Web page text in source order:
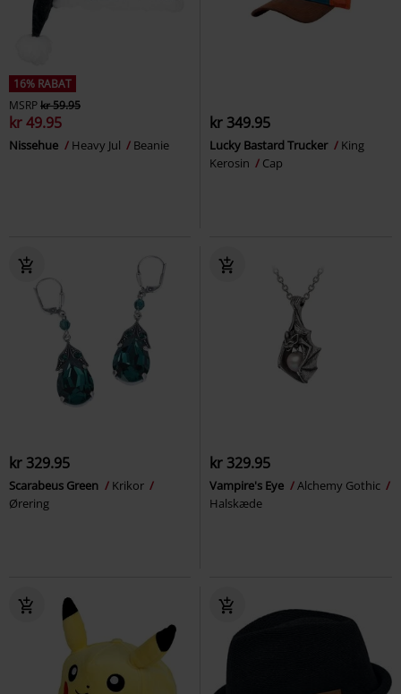
16% RABAT
MSRPkr 59.95
kr 49.95
Nissehue Heavy Jul Beanie
kr 349.95
Lucky Bastard Trucker
King
Kerosin
Cap
kr 329.95
Scarabeus Green
Krikor
Ørering
kr 329.95
Vampire's Eye
Alchemy Gothic
Halskæde